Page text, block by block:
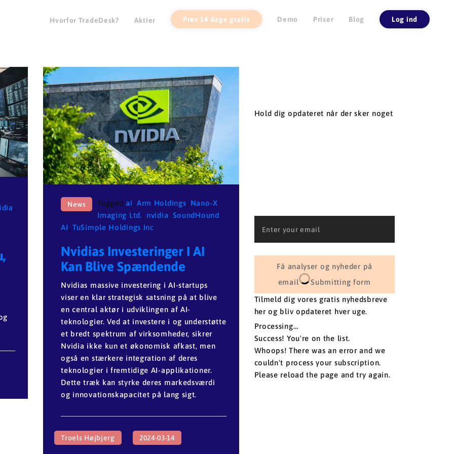
Log ind
Blog
Priser
Demo
Prøv 14 dage gratis
Aktier
Hvorfor TradeDesk?
,
News Taggedai, Arm Holdings, Nano-X
Imaging Ltd., nvidia, SoundHound
AI,TuSimple Holdings Inc
Nvidias Investeringer I AI
Kan Blive Spændende
Nvidias massive investering i AI-startups
viser en klar strategisk satsning på at blive
en central aktør i udviklingen af AI-
teknologier. Ved at investere i og understøtte
et bredt spektrum af virksomheder, sikrer
Nvidia ikke kun et økonomisk afkast, men
også en stærkere integration af deres
teknologier i fremtidige AI-applikationer.
Dette træk kan styrke deres markedsværdi
og innovationskapacitet på lang sigt.
Hold dig opdateret når der sker noget
Få analyser og nyheder på
email
Submitting form
Tilmeld dig vores gratis nyhedsbreve
her og bliv opdateret hver uge.
Processing…
Success! You're on the list.
Whoops! There was an error and we
couldn't process your subscription.
Please reload the page and try again.